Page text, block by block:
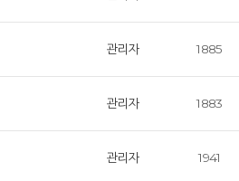
관리자 1885
관리자 1883
관리자 1941